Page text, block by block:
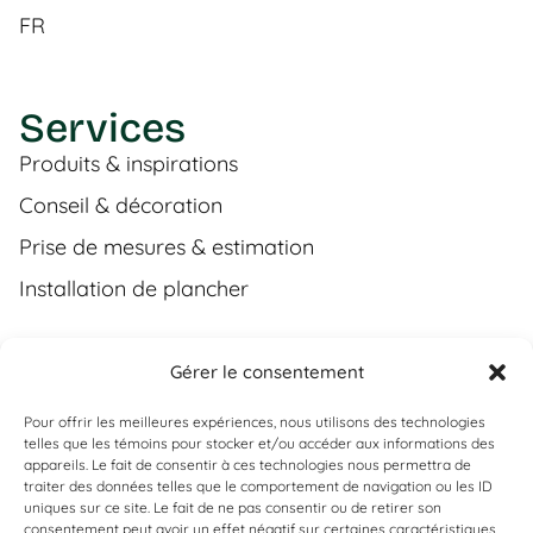
Gérer le consentement
Pour offrir les meilleures expériences, nous utilisons des technologies
telles que les témoins pour stocker et/ou accéder aux informations des
appareils. Le fait de consentir à ces technologies nous permettra de
traiter des données telles que le comportement de navigation ou les ID
uniques sur ce site. Le fait de ne pas consentir ou de retirer son
consentement peut avoir un effet négatif sur certaines caractéristiques
FR
Services
Produits & inspirations
Conseil & décoration
Prise de mesures & estimation
Installation de plancher
Contact
(450) 373-0548
tgl@tapisguylaberge.com
3275 Bd Monseigneur-Langlois, Salaberry-de-